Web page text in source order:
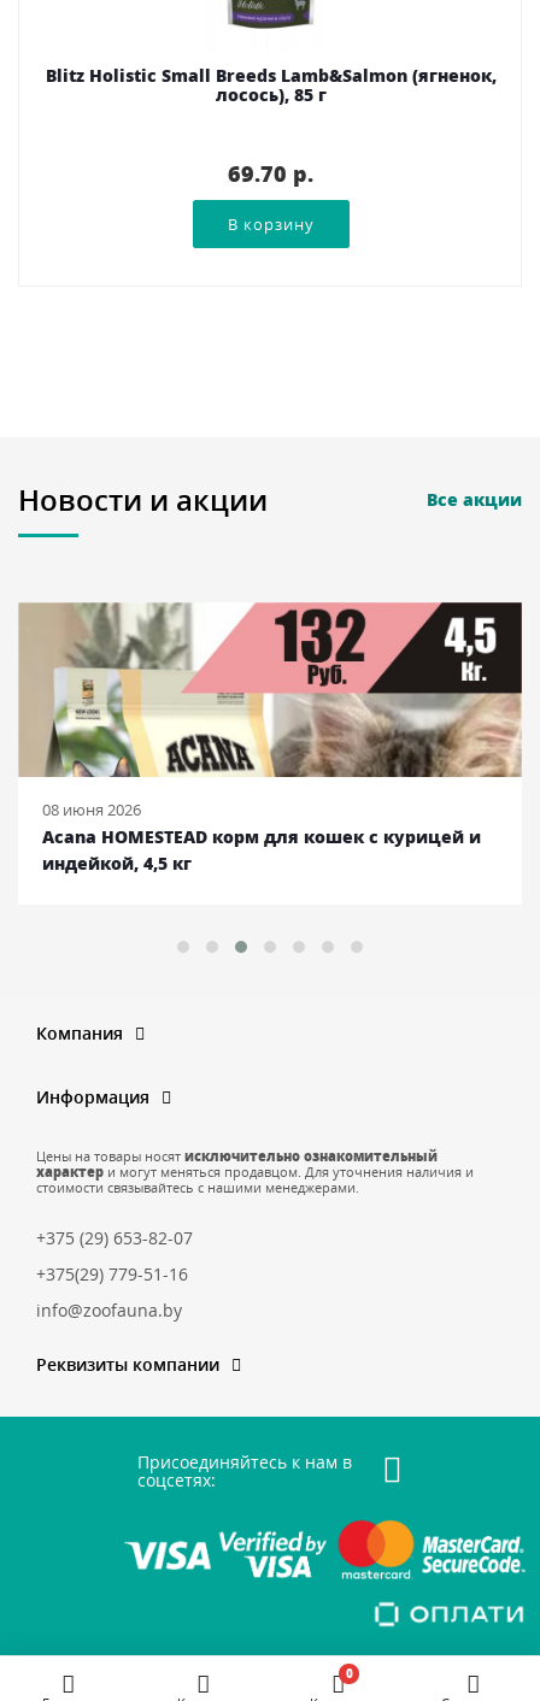
Blitz Holistic Small Breeds Lamb&Salmon (ягненок,
лосось), 85 г
69.70 p.
Новости и акции Все акции
08 июня 2026
Acana HOMESTEAD корм для кошек с курицей и
индейкой, 4,5 кг
Компания
Информация
Цены на товары носят исключительно ознакомительный
характер и могут меняться продавцом. Для уточнения наличия и
стоимости связывайтесь с нашими менеджерами.
+375 (29) 653-82-07
+375(29) 779-51-16
info@zoofauna.by
Реквизиты компании
Присоединяйтесь к нам в
соцсетях:
0